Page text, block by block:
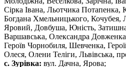
Сірка Івана, Льотчика
Богдана Хмельницького, Кочубея,
Яровий, Довбуша, Юність,
Варшавська, Олександра
Героїв Чорнобиля, Шевченка,
Олеся, Олени Теліги, Львівська,
с. Зурівка: вул. Дачна, Ярова;